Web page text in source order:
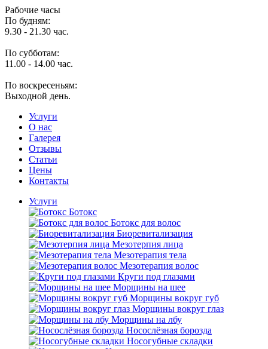
Рабочие часы
По будням:
9.30 - 21.30 час.
По субботам:
11.00 - 14.00 час.
По воскресеньям:
Выходной день.
Услуги
O нас
Галерея
Отзывы
Статьи
Цены
Контакты
Услуги
Ботокс
Ботокс для волос
Биоревитализация
Мезотерпия лица
Мезотерапия тела
Мезотерапия волос
Круги под глазами
Морщины на шее
Морщины вокруг губ
Морщины вокруг глаз
Морщины на лбу
Носослёзная борозда
Носогубные складки